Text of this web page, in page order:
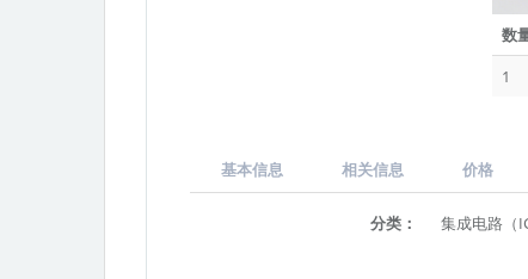
数
1
基本信息 相关信息 价格
分类： 集成电路（